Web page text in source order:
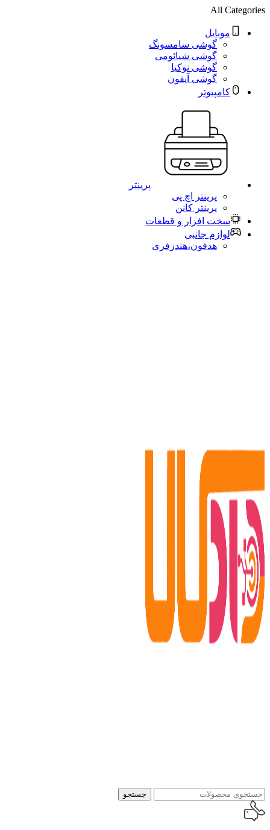
All Categories
موبایل
گوشی سامسونگ
گوشی شیائومی
گوشی نوکیا
گوشی آیفون
کامپیوتر
پرینتر
پرینتر اچ پی
پرینتر کانن
سخت افزار و قطعات
لوازم جانبی
هدفون،هندزفری
جستجو